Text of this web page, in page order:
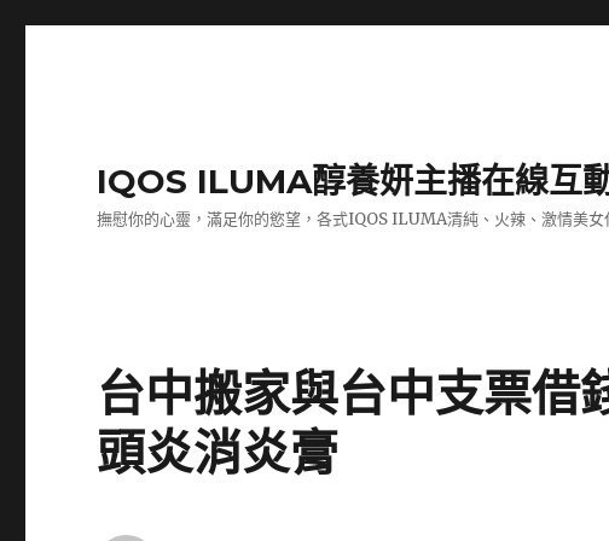
IQOS ILUMA醇養妍主播在線互
撫慰你的心靈，滿足你的慾望，各式IQOS ILUMA清純、火辣、激情美女
台中搬家與台中支票借
頭炎消炎膏